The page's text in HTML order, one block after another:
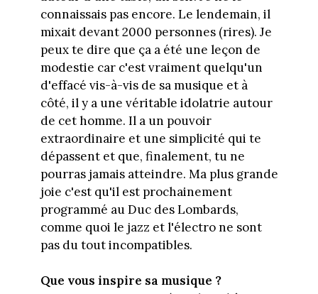
connaissais pas encore. Le lendemain, il
mixait devant 2000 personnes (rires). Je
peux te dire que ça a été une leçon de
modestie car c'est vraiment quelqu'un
d'effacé vis-à-vis de sa musique et à
côté, il y a une véritable idolatrie autour
de cet homme. Il a un pouvoir
extraordinaire et une simplicité qui te
dépassent et que, finalement, tu ne
pourras jamais atteindre. Ma plus grande
joie c'est qu'il est prochainement
programmé au Duc des Lombards,
comme quoi le jazz et l'électro ne sont
pas du tout incompatibles.
Que vous inspire sa musique ?